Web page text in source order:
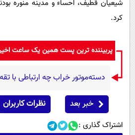
شیعیان قطیف، احساء و مدینه منوره
کرد.
پربیننده ترین پست همین یک ساعت
دسته‌موتور خراب چه ارتباطی با
خبر بعد نظرات کاربران
اشتراک گذاری :